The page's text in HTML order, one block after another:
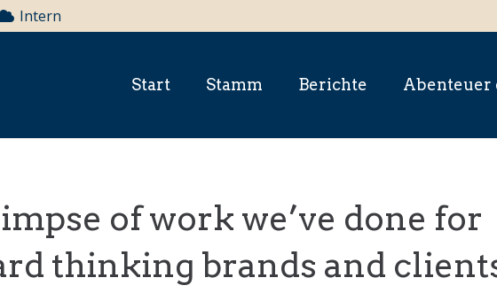
Intern
Start Stamm Berichte Abenteuer
of work we’ve done for
thinking brands and